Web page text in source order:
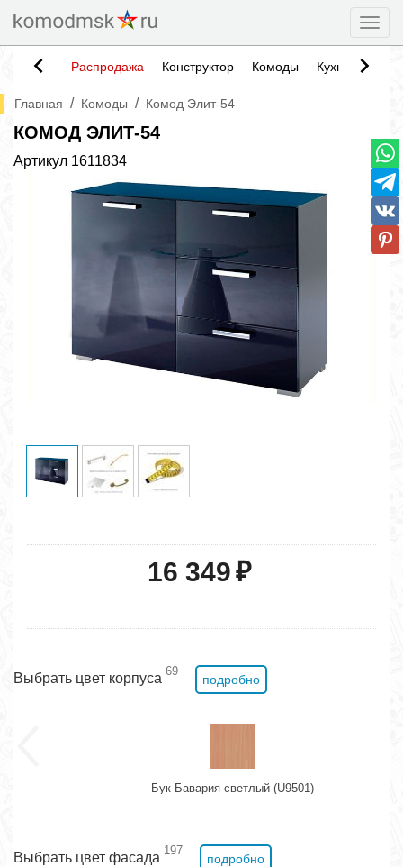
Распродажа Конструктор Комоды Кухни
Главная / Комоды / Комод Элит-54
КОМОД ЭЛИТ-54
Артикул 1611834
16 349₽
Выбрать цвет корпуса 69
подробно
Бук Бавария светлый (U9501)
Выбрать цвет фасада 197
подробно